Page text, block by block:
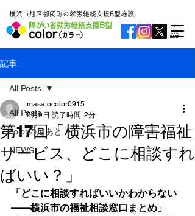
横浜市旭区都岡町の就労継続支援B型施設
記事
All Posts
colorの足あと
NEWS
All Posts
第17回「横浜市の障害福祉
サービス、どこに相談すれ
ばいい？」
masatocolor0915
5月9日 読了時間: 2分
「どこに相談すればいいかわからない
——横浜市の福祉相談窓口まとめ」